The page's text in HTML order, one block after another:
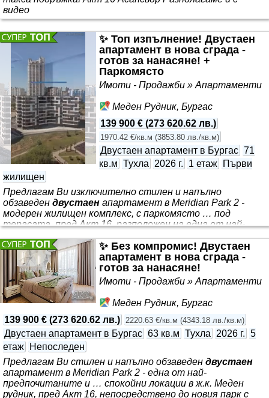
видео
✨ Топ изпълнение! Двустаен
апартамент в нова сграда -
готов за нанасяне! +
Паркомясто
Имоти - Продажби » Апартаменти
Меден Рудник, Бургас
139 900 € (273 620.62 лв.)
1970.42 €/кв.м (3853.80 лв./кв.м)
Двустаен апартамент в Бургас 71
кв.м Тухла 2026 г. 1 етаж
Първи
жилищен
Предлагам Ви изключително стилен и напълно
обзаведен двустаен апартамент в Meridian Park 2 -
модерен жилищен комплекс, с паркомясто … под
терасата, пред Акт 16, разположен на една от най-
рудник. В непосредствена близост се намират новият
парк с фитнес уреди, тенис кортове, баскетболни и
футболни игрища, модерна детска площадка, спортна
зала и автобусният терминал, които осигуряват
удобство и отлична среда за живот. Жилището на 1ви
жилищен с източно изложение, което го изпълва с
приятна сутрешна светлина и създава уютна
атмосфера през целия ден.
✨ Без компромис! Двустаен
апартамент в нова сграда -
готов за нанасяне!
Имоти - Продажби » Апартаменти
Меден Рудник, Бургас
139 900 € (273 620.62 лв.) 2220.63 €/кв.м (4343.18 лв./кв.м)
Двустаен апартамент в Бургас 63 кв.м Тухла 2026 г. 5
етаж
Непоследен
Предлагам Ви стилен и напълно обзаведен двустаен
апартамент в Meridian Park 2 - една от най-
предпочитаните и … спокойни локации в ж.к. Меден
рудник, пред Акт 16, непосредствено до новия парк с